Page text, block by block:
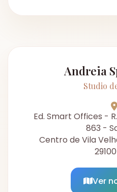
Andreia
Studio
Ed. Smart Offices -
863 -
Centro de Vila
Ver